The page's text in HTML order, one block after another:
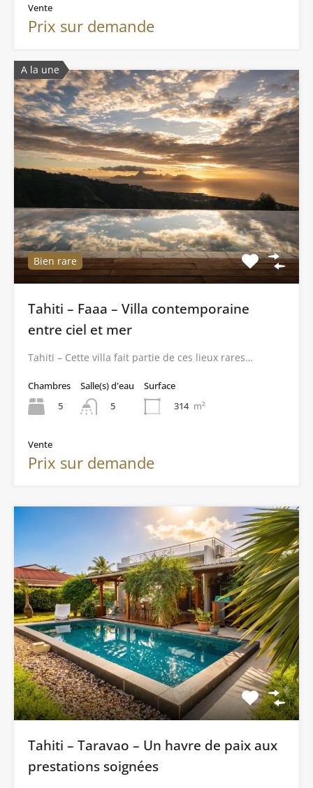
Vente
Prix sur demande
A la une
Bien rare
Tahiti – Faaa – Villa contemporaine
entre ciel et mer
Tahiti – Cette villa fait partie de ces lieux rares…
Chambres
5
Salle(s) d'eau
5
Surface
314 m²
Vente
Prix sur demande
Tahiti – Taravao – Un havre de paix aux
prestations soignées